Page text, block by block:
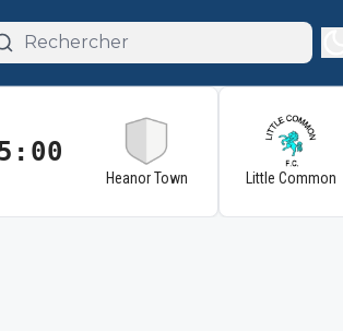
Heanor Town Little Common